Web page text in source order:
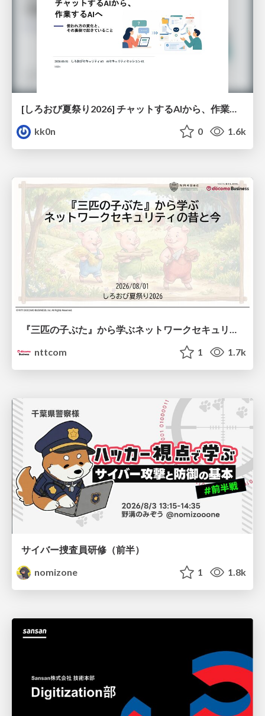
[しろおび夏祭り2026] チャットするAIから、作業するAIへ - 使われ方の変化と、その裏側で起きていること
kk0n
0 1.6k
nttcom
1 1.7k
サイバー捜査員研修（前半）
nomizone
1 1.8k